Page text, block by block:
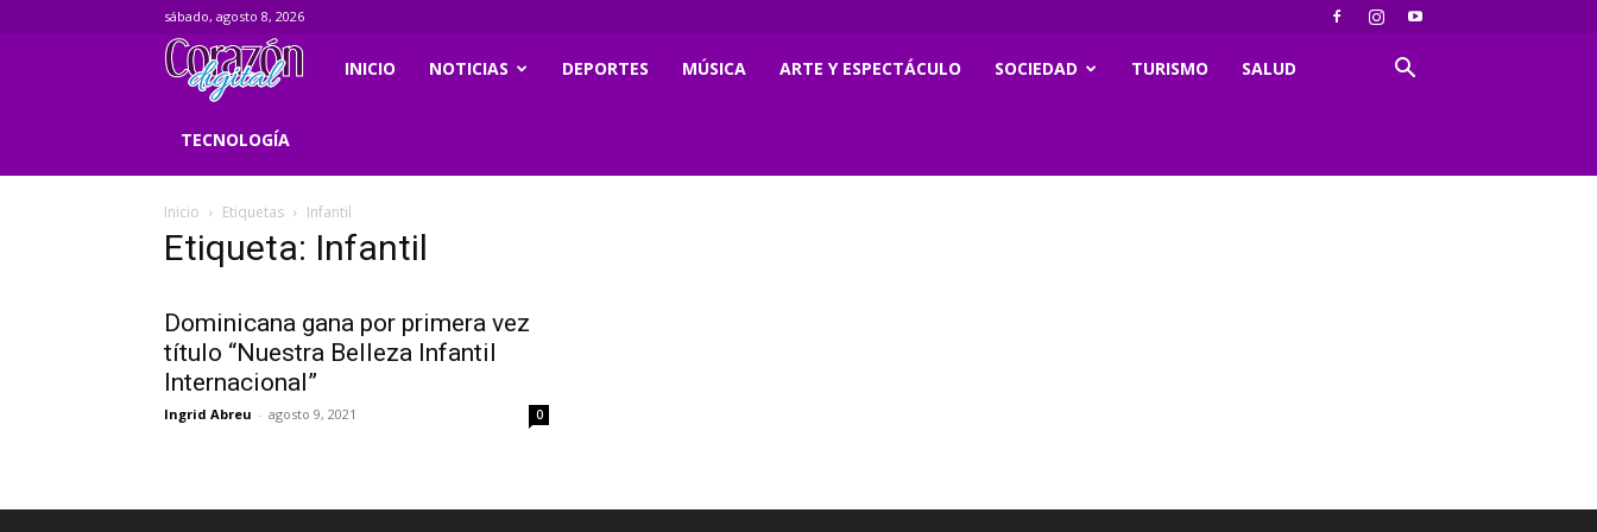
sábado, agosto 8, 2026
Corazondigital.net
INICIO NOTICIAS DEPORTES MÚSICA ARTE Y ESPECTÁCULO SOCIEDAD TURISMO SALUD
TECNOLOGÍA
Inicio Etiquetas Infantil
Etiqueta: Infantil
Dominicana gana por primera vez
título “Nuestra Belleza Infantil
Internacional”
Ingrid Abreu - agosto 9, 2021 0